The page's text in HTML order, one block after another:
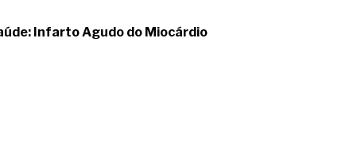
Infarto Agudo do Miocárdio